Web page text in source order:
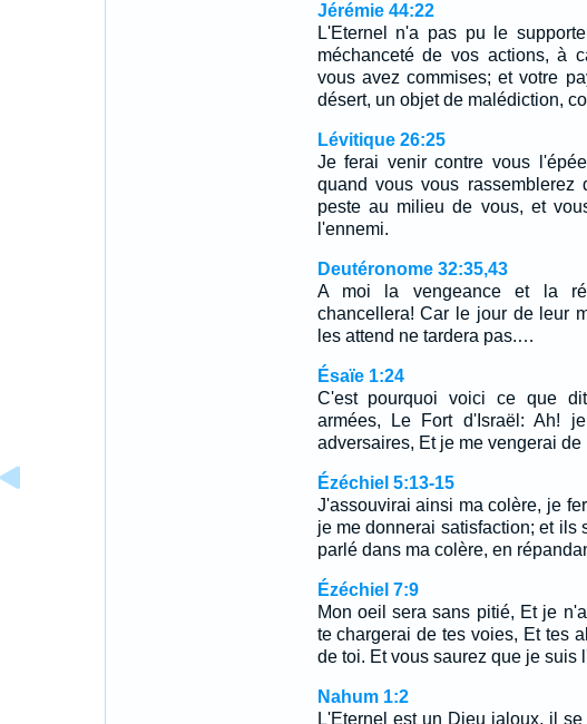
Jérémie 44:22
L'Eternel n'a pas pu le
méchanceté de vos actions, à
vous avez commises; et votre
désert, un objet de malédiction,
Lévitique 26:25
Je ferai venir contre vous
quand vous vous
peste au milieu de vous, et
l'ennemi.
Deutéronome 32:35,43
A moi la vengeance et la
chancellera! Car le jour de leur
les attend ne tardera pas.…
Ésaïe 1:24
C'est pourquoi voici ce que
armées, Le Fort d'Israël: Ah!
adversaires, Et je me vengerai de
Ézéchiel 5:13-15
J'assouvirai ainsi ma colère, je
je me donnerai satisfaction; et ils
parlé dans ma colère, en
Ézéchiel 7:9
Mon oeil sera sans pitié, Et je
te chargerai de tes voies, Et tes
de toi. Et vous saurez que je suis
Nahum 1:2
L'Eternel est un Dieu jaloux, il